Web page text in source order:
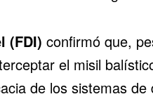
(FDI) confirmó que,
el misil
de los sistemas de